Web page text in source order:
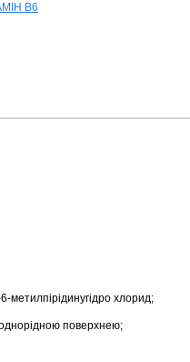
В6
метилпірідинугідро хлорид;
однорідною поверхнею;